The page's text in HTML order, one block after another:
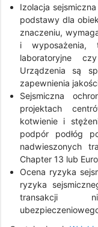
Izolacja
podstawy dla
znaczeniu,
i wyposażenia,
laboratoryjne
Urządzenia są
zapewnienia
Sejsmiczna
projektach
kotwienie i
podpór podłóg
nadwieszonych
Chapter 13 lub
Ocena ryzyka
ryzyka
transakcji